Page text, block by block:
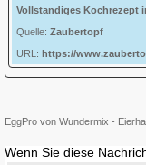
Vollstandiges Kochrezept
Quelle: Zaubertopf
URL: https://
EggPro von Wundermix -
Wenn Sie diese